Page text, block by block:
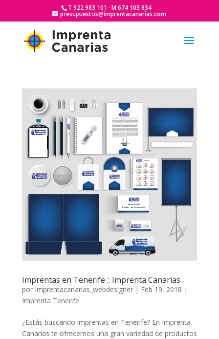
T 922 983 101 · M 674 103 834
presupuestos@imprentacanarias.com
Imprentas en Tenerife :: Imprenta Canarias
por Imprentacanarias_webdesigner| Feb 19, 2018 |
Imprenta Tenerife
¿Estás buscando imprentas en Tenerife? En Imprenta
Canarias te ofrecemos una gran variedad de productos